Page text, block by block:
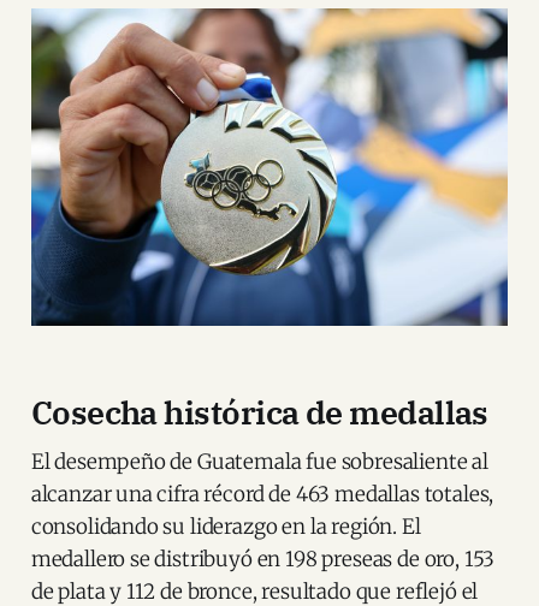
Cosecha histórica de medallas
El desempeño de Guatemala fue sobresaliente al
alcanzar una cifra récord de 463 medallas totales,
consolidando su liderazgo en la región. El
medallero se distribuyó en 198 preseas de oro, 153
de plata y 112 de bronce, resultado que reflejó el